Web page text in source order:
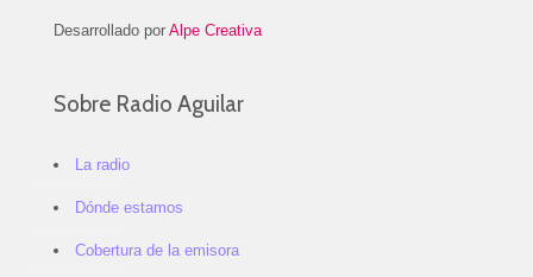
Desarrollado por Alpe Creativa
Sobre Radio Aguilar
La radio
Dónde estamos
Cobertura de la emisora